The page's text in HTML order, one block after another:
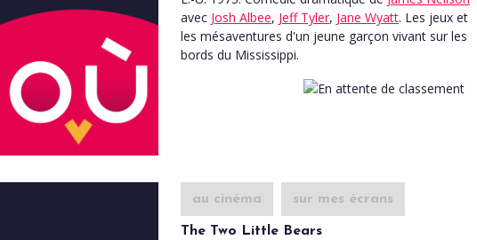
avec Josh Albee, Jeff Tyler, Jane Wyatt. Les jeux et
les mésaventures d'un jeune garçon vivant sur les
bords du Mississippi.
au cinéma sur mes écrans
The Two Little Bears